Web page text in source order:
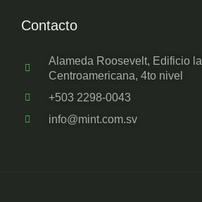
Contacto
Alameda Roosevelt, Edificio la
Centroamericana, 4to nivel
+503 2298-0043
info@mint.com.sv